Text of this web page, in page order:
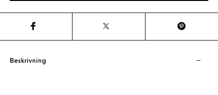
Beskrivning